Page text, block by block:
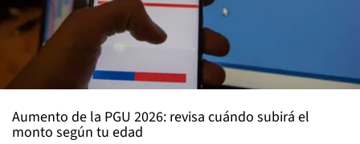
Aumento de la PGU 2026: revisa cuándo subirá el
monto según tu edad